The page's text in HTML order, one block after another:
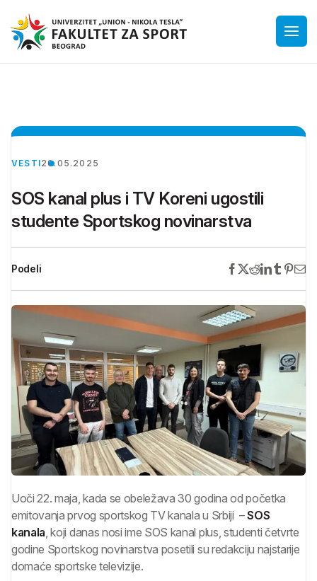
VESTI20.05.2025
SOS kanal plus i TV Koreni ugostili
studente Sportskog novinarstva
Podeli
Uoči 22. maja, kada se obeležava 30 godina od početka
emitovanja prvog sportskog TV kanala u Srbiji –SOS
kanala, koji danas nosi ime SOS kanal plus, studenti četvrte
godine Sportskog novinarstva posetili su redakciju najstarije
domaće sportske televizije.